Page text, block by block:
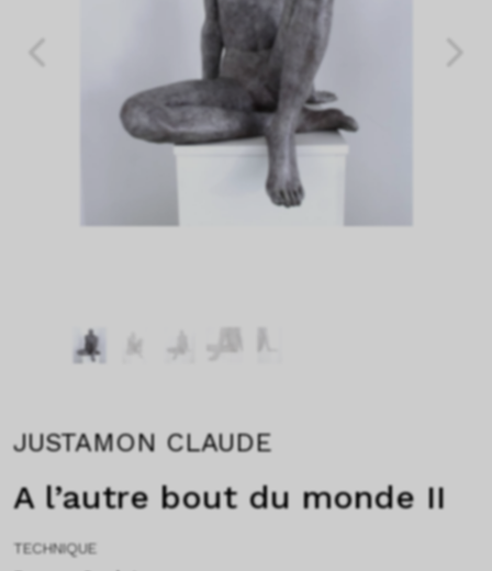
JUSTAMON CLAUDE
A l’autre bout du monde II
TECHNIQUE